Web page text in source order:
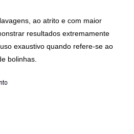
ao atrito e com maior
resultados extremamente
exaustivo quando refere-se ao
bolinhas.